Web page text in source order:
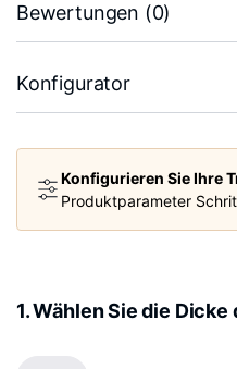
Bewertungen (0)
Konfigurator
Konfigurieren Sie Ihre
Produktparameter
1. Wählen Sie die Dicke